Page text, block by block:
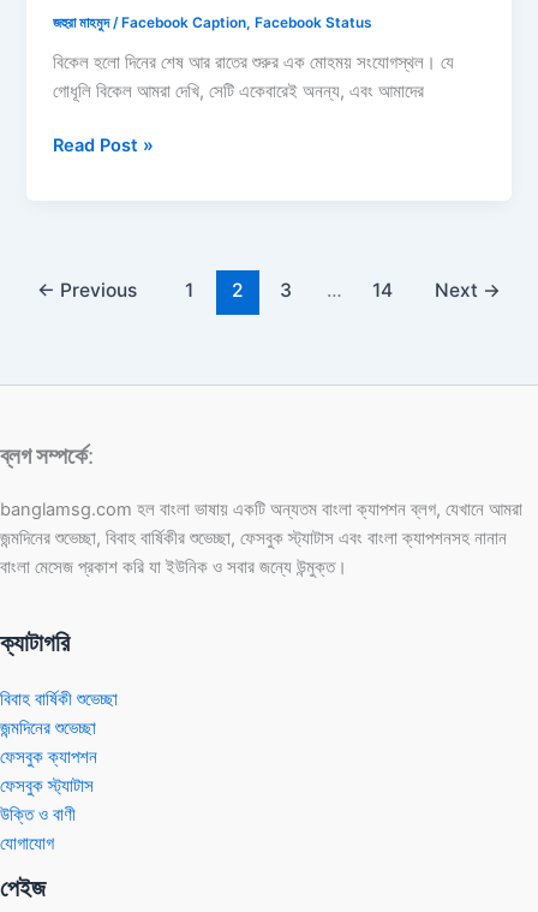
জহুরা মাহমুদ /Facebook Caption,Facebook Status
বিকেল হলো দিনের শেষ আর রাতের শুরুর এক মোহময় সংযোগস্থল। যে
গোধূলি বিকেল আমরা দেখি, সেটি একেবারেই অনন্য, এবং আমাদের
১৫০+
বিকেল
Read Post »
← Previous 1 2 3 … 14 Next →
ব্লগ সম্পর্কে:
banglamsg.com হল বাংলা ভাষায় একটি অন্যতম বাংলা ক্যাপশন ব্লগ, যেখানে আমরা
জন্মদিনের শুভেচ্ছা, বিবাহ বার্ষিকীর শুভেচ্ছা, ফেসবুক স্ট্যাটাস এবং বাংলা ক্যাপশনসহ নানান
বাংলা মেসেজ প্রকাশ করি যা ইউনিক ও সবার জন্যে উন্মুক্ত।
ক্যাটাগরি
বিবাহ বার্ষিকী শুভেচ্ছা
জন্মদিনের শুভেচ্ছা
ফেসবুক ক্যাপশন
ফেসবুক স্ট্যাটাস
উক্তি ও বাণী
যোগাযোগ
পেইজ